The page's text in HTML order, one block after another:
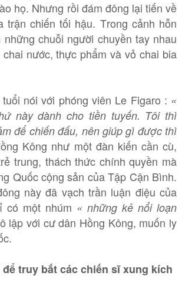
họ. Nhưng rồi đám đông lại tiến về
trận chiến tối hậu. Trong cảnh hỗn
chuỗi người chuyền tay nhau
nước, thực phẩm và vỏ chai bia
nói với phóng viên Le Figaro : «
này dành cho tiền tuyến. Tôi thì
để chiến đấu, nên giúp gì được thì
Kông như một đàn kiến cần cù,
trung, thách thức chính quyền mà
Quốc cộng sản của Tập Cận Bình.
này đã vạch trần luận điệu của
có một nhúm « những kẻ nổi loạn
lập với cư dân Hồng Kông, muốn ly
để truy bắt các chiến sĩ xung kích